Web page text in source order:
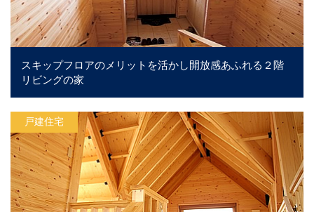
スキップフロアのメリットを活かし開放感あふれる２階
リビングの家
戸建住宅